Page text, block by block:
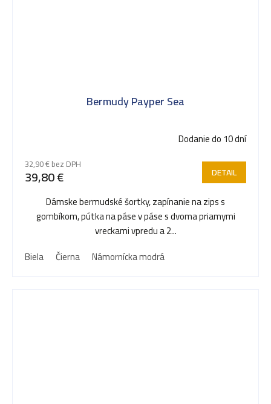
Bermudy Payper Sea
Dodanie do 10 dní
32,90 € bez DPH
39,80 € DETAIL
Dámske bermudské šortky, zapínanie na zips s
gombíkom, pútka na páse v páse s dvoma priamymi
vreckami vpredu a 2...
Biela
Čierna Námornícka modrá